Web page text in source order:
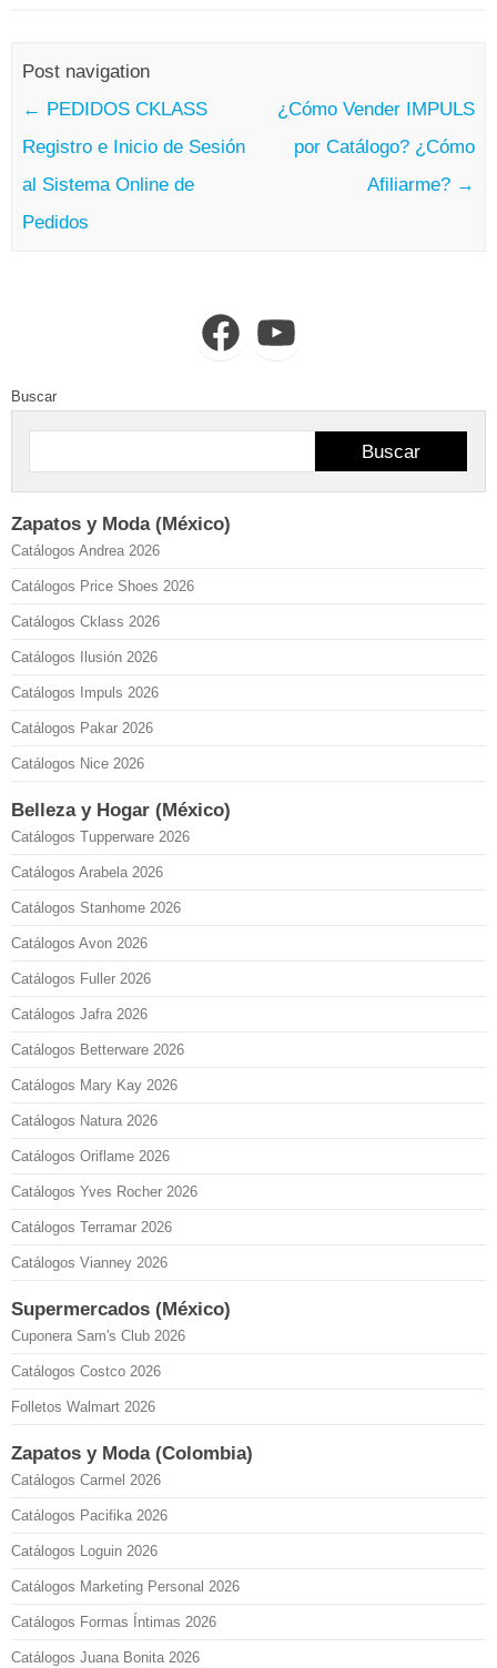
Post navigation
← PEDIDOS CKLASS
Registro e Inicio de Sesión
al Sistema Online de
Pedidos
¿Cómo Vender IMPULS
por Catálogo? ¿Cómo
Afiliarme? →
FacebookYouTube
Buscar
Buscar
Zapatos y Moda (México)
Catálogos Andrea 2026
Catálogos Price Shoes 2026
Catálogos Cklass 2026
Catálogos Ilusión 2026
Catálogos Impuls 2026
Catálogos Pakar 2026
Catálogos Nice 2026
Belleza y Hogar (México)
Catálogos Tupperware 2026
Catálogos Arabela 2026
Catálogos Stanhome 2026
Catálogos Avon 2026
Catálogos Fuller 2026
Catálogos Jafra 2026
Catálogos Betterware 2026
Catálogos Mary Kay 2026
Catálogos Natura 2026
Catálogos Oriflame 2026
Catálogos Yves Rocher 2026
Catálogos Terramar 2026
Catálogos Vianney 2026
Supermercados (México)
Cuponera Sam's Club 2026
Catálogos Costco 2026
Folletos Walmart 2026
Zapatos y Moda (Colombia)
Catálogos Carmel 2026
Catálogos Pacifika 2026
Catálogos Loguin 2026
Catálogos Marketing Personal 2026
Catálogos Formas Íntimas 2026
Catálogos Juana Bonita 2026